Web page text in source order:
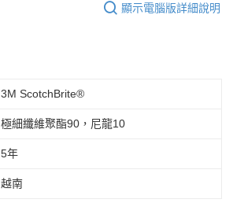
顯示電腦版詳細說明
3M ScotchBrite®
極細纖維聚酯90，尼龍10
5年
越南